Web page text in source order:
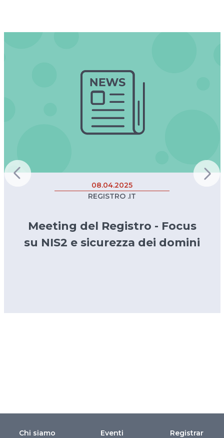
08.04.2025
REGISTRO .IT
Meeting del Registro - Focus
su NIS2 e sicurezza dei domini
Chi siamo Eventi Registrar